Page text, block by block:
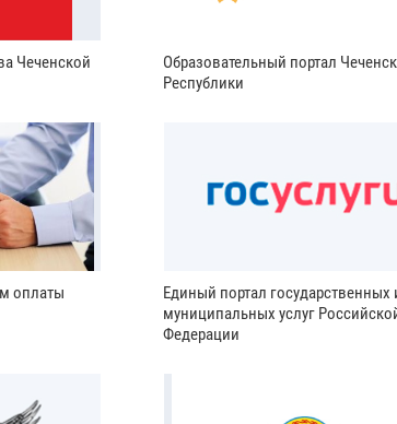
Чеченской
Образовательный портал
Республики
оплаты
Единый портал государственных
муниципальных услуг
Федерации